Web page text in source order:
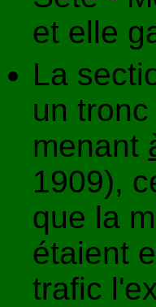
et elle
La
un
menant
1909),
que la
étaient
trafic